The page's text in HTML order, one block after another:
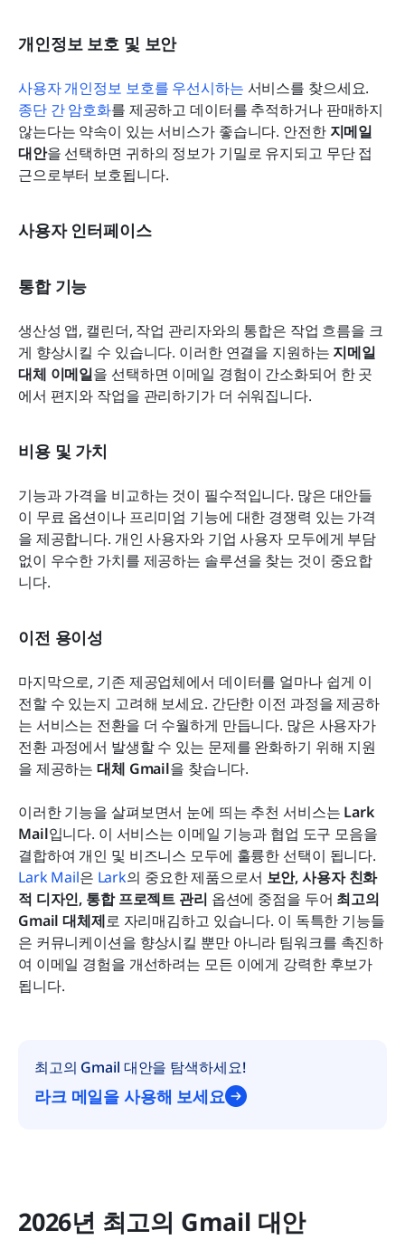
개인정보 보호 및 보안
사용자 개인정보 보호를 우선시하는
종단 간 암호화를 제공하고 데이터를 추적하거나 판매하지
않는다는 약속이 있는 서비스가 좋습니다. 안전한 지메일
대안을 선택하면 귀하의 정보가 기밀로 유지되고 무단 접
근으로부터 보호됩니다.
사용자 인터페이스
통합 기능
생산성 앱, 캘린더, 작업 관리자와의 통합은 작업 흐름을 크
게 향상시킬 수 있습니다. 이러한 연결을 지원하는 지메일
대체 이메일을 선택하면 이메일 경험이 간소화되어 한 곳
에서 편지와 작업을 관리하기가 더 쉬워집니다.
비용 및 가치
기능과 가격을 비교하는 것이 필수적입니다. 많은 대안들
이 무료 옵션이나 프리미엄 기능에 대한 경쟁력 있는 가격
을 제공합니다. 개인 사용자와 기업 사용자 모두에게 부담
없이 우수한 가치를 제공하는 솔루션을 찾는 것이 중요합
니다.
이전 용이성
마지막으로, 기존 제공업체에서 데이터를 얼마나 쉽게 이
전할 수 있는지 고려해 보세요. 간단한 이전 과정을 제공하
는 서비스는 전환을 더 수월하게 만듭니다. 많은 사용자가
전환 과정에서 발생할 수 있는 문제를 완화하기 위해 지원
을 제공하는 대체 Gmail을 찾습니다.
이러한 기능을 살펴보면서 눈에 띄는 추천 서비스는 Lark
Mail입니다. 이 서비스는 이메일 기능과 협업 도구 모음을
Lark Mail은 Lark의 중요한 제품으로서 보안, 사용자 친화
적 디자인, 통합 프로젝트 관리 옵션에 중점을 두어 최고의
Gmail 대체제로 자리매김하고 있습니다. 이 독특한 기능들
은 커뮤니케이션을 향상시킬 뿐만 아니라 팀워크를 촉진하
여 이메일 경험을 개선하려는 모든 이에게 강력한 후보가
됩니다.
최고의 Gmail 대안을 탐색하세요!
라크 메일을 사용해 보세요
2026년 최고의 Gmail 대안